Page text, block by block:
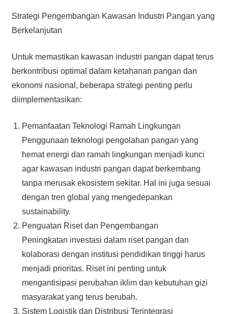
Strategi Pengembangan Kawasan Industri Pangan yang
Berkelanjutan
Untuk memastikan kawasan industri pangan dapat terus
berkontribusi optimal dalam ketahanan pangan dan
ekonomi nasional, beberapa strategi penting perlu
diimplementasikan:
Pemanfaatan Teknologi Ramah Lingkungan
Penggunaan teknologi pengolahan pangan yang
hemat energi dan ramah lingkungan menjadi kunci
agar kawasan industri pangan dapat berkembang
tanpa merusak ekosistem sekitar. Hal ini juga sesuai
dengan tren global yang mengedepankan
sustainability.
Penguatan Riset dan Pengembangan
Peningkatan investasi dalam riset pangan dan
kolaborasi dengan institusi pendidikan tinggi harus
menjadi prioritas. Riset ini penting untuk
mengantisipasi perubahan iklim dan kebutuhan gizi
masyarakat yang terus berubah.
Sistem Logistik dan Distribusi Terintegrasi